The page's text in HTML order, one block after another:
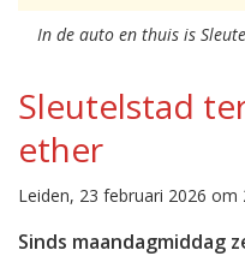
In de auto en thuis is
Sleutelstad
ether
Leiden, 23 februari 2026 om
Sinds maandagmiddag